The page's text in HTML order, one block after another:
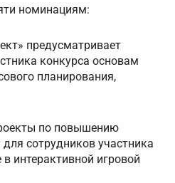
номинациям:
предусматривает
конкурса основам
планирования,
по повышению
сотрудников участника
интерактивной игровой